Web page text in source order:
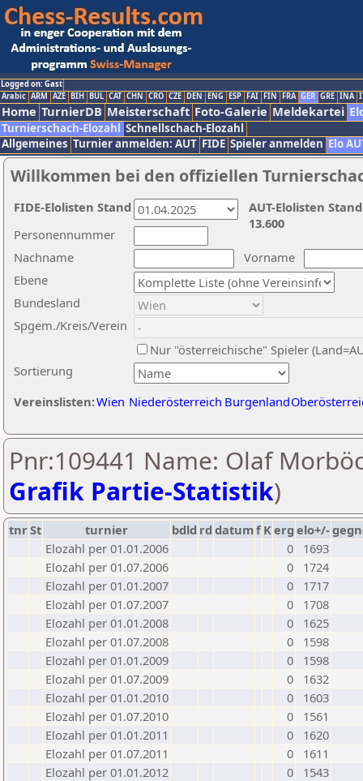
Logged on: Gast
Arabic ARM AZE BIH BUL CAT CHN CRO CZE DEN ENG ESP FAI FIN FRA GER GRE INA
Home TurnierDB Meisterschaft Foto-Galerie Meldekartei
Turnierschach-Elozahl Schnellschach-Elozahl
Allgemeines Turnier anmelden: AUT FIDE Spieler anmelden Elo
Willkommen bei den offiziellen
Nachname
Vorname
Ebene
Sortierung
Personennummer
Bundesland
Spgem./Kreis/Verein
Nur "österreichische" Spieler
Vereinslisten:Wien Niederösterreich Burgenland
AUT-Elolisten
13.600
FIDE-Elolisten Stand
Pnr:109441 Name: Olaf
Grafik Partie-Statistik)
tnrSt turnier bdld rd datumf Kerg elo+/-
Elozahl per 01.01.2006
0
1693
Elozahl per 01.07.2006
0
1724
Elozahl per 01.01.2007
0
1717
Elozahl per 01.07.2007
0
1708
Elozahl per 01.01.2008
0
1625
Elozahl per 01.07.2008
0
1598
Elozahl per 01.01.2009
0
1598
Elozahl per 01.07.2009
0
1632
Elozahl per 01.01.2010
0
1603
Elozahl per 01.07.2010
0
1561
Elozahl per 01.01.2011
0
1620
Elozahl per 01.07.2011
0
1611
Elozahl per 01.01.2012
0
1543